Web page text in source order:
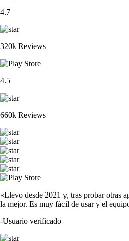
4.7
320k Reviews
4.5
660k Reviews
«Llevo desde 2021 y, tras probar otras
la mejor. Es muy fácil de usar y el
-Usuario verificado